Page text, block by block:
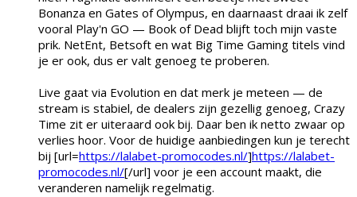
Bonanza en Gates of Olympus, en daarnaast draai ik zelf
vooral Play'n GO — Book of Dead blijft toch mijn vaste
prik. NetEnt, Betsoft en wat Big Time Gaming titels vind
je er ook, dus er valt genoeg te proberen.
Live gaat via Evolution en dat merk je meteen — de
stream is stabiel, de dealers zijn gezellig genoeg, Crazy
Time zit er uiteraard ook bij. Daar ben ik netto zwaar op
verlies hoor. Voor de huidige aanbiedingen kun je terecht
bij [url=https://lalabet-promocodes.nl/]https://lalabet-
promocodes.nl/[/url] voor je een account maakt, die
veranderen namelijk regelmatig.